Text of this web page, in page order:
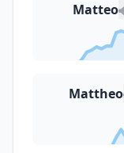
Matteo
Mattheo